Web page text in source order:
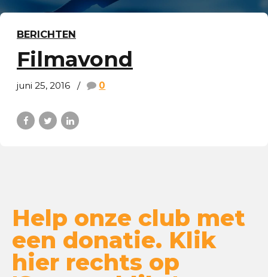
BERICHTEN
Filmavond
juni 25, 2016 0
Help onze club met
een donatie. Klik
hier rechts op